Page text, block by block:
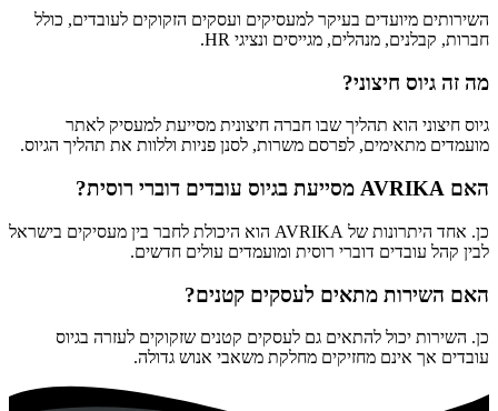
השירותים מיועדים בעיקר למעסיקים ועסקים הזקוקים לעובדים, כולל
חברות, קבלנים, מנהלים, מגייסים ונציגי HR.
מה זה גיוס חיצוני?
גיוס חיצוני הוא תהליך שבו חברה חיצונית מסייעת למעסיק לאתר
מועמדים מתאימים, לפרסם משרות, לסנן פניות וללוות את תהליך הגיוס.
האם AVRIKA מסייעת בגיוס עובדים דוברי רוסית?
כן. אחד היתרונות של AVRIKA הוא היכולת לחבר בין מעסיקים בישראל
לבין קהל עובדים דוברי רוסית ומועמדים עולים חדשים.
האם השירות מתאים לעסקים קטנים?
כן. השירות יכול להתאים גם לעסקים קטנים שזקוקים לעזרה בגיוס
עובדים אך אינם מחזיקים מחלקת משאבי אנוש גדולה.